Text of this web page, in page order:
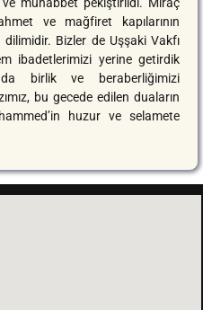
ve mağfiret kapılarının
Bizler de Uşşaki Vakfı
ibadetlerimizi yerine getirdik
birlik ve beraberliğimizi
bu gecede edilen duaların
huzur ve selamete